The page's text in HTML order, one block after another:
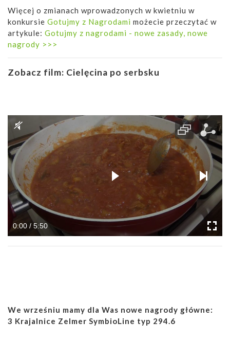
Więcej o zmianach wprowadzonych w kwietniu w
konkursie Gotujmy z Nagrodami możecie przeczytać w
artykule: Gotujmy z nagrodami - nowe zasady, nowe
nagrody >>>
Zobacz film: Cielęcina po serbsku
0:00 / 5:50
We wrześniu mamy dla Was nowe nagrody główne:
3 Krajalnice Zelmer SymbioLine typ 294.6